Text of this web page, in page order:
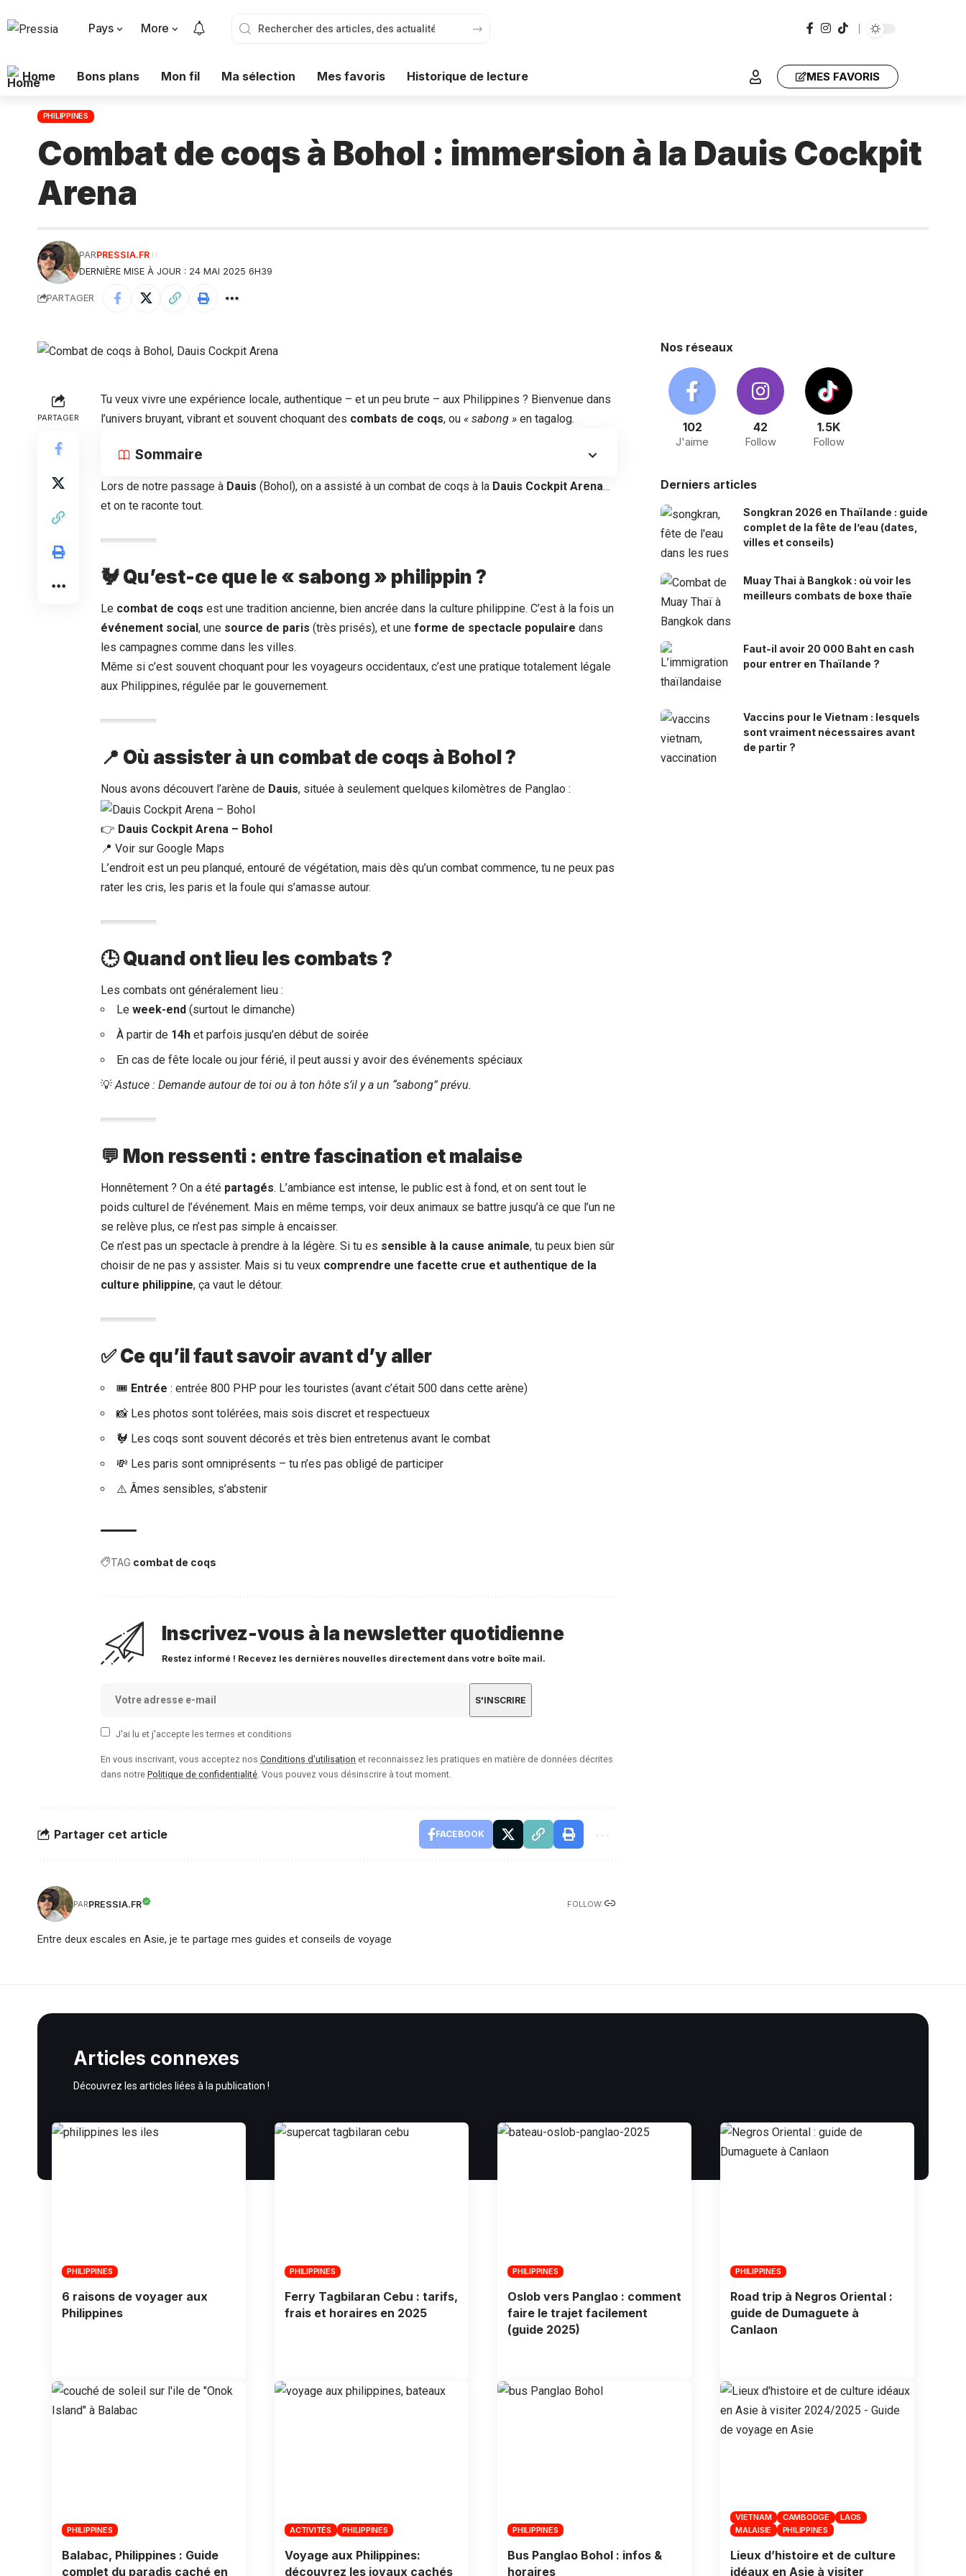
Pays More
Home Bons plans Mon fil Ma sélection Mes favoris Historique de lecture MES FAVORIS
PHILIPPINES
Combat de coqs à Bohol : immersion à la Dauis Cockpit
Arena
DERNIÈRE MISE À JOUR : 24 MAI 2025 6H39
PARPRESSIA.FR
PARTAGER
PARTAGER
Tu veux vivre une expérience locale, authentique – et un peu brute – aux Philippines ? Bienvenue dans
l’univers bruyant, vibrant et souvent choquant des combats de coqs, ou « sabong » en tagalog.
Sommaire
Lors de notre passage à Dauis (Bohol), on a assisté à un combat de coqs à la Dauis Cockpit Arena…
et on te raconte tout.
🐓 Qu’est-ce que le « sabong » philippin ?
Le combat de coqs est une tradition ancienne, bien ancrée dans la culture philippine. C’est à la fois un
événement social, une source de paris (très prisés), et une forme de spectacle populaire dans
les campagnes comme dans les villes.
Même si c’est souvent choquant pour les voyageurs occidentaux, c’est une pratique totalement légale
aux Philippines, régulée par le gouvernement.
📍 Où assister à un combat de coqs à Bohol ?
Nous avons découvert l’arène de Dauis, située à seulement quelques kilomètres de Panglao :
👉 Dauis Cockpit Arena – Bohol
📍 Voir sur Google Maps
L’endroit est un peu planqué, entouré de végétation, mais dès qu’un combat commence, tu ne peux pas
rater les cris, les paris et la foule qui s’amasse autour.
🕒 Quand ont lieu les combats ?
Les combats ont généralement lieu :
Le week-end (surtout le dimanche)
À partir de 14h et parfois jusqu’en début de soirée
En cas de fête locale ou jour férié, il peut aussi y avoir des événements spéciaux
💡Astuce : Demande autour de toi ou à ton hôte s’il y a un “sabong” prévu.
💬 Mon ressenti : entre fascination et malaise
Honnêtement ? On a été partagés. L’ambiance est intense, le public est à fond, et on sent tout le
poids culturel de l’événement. Mais en même temps, voir deux animaux se battre jusqu’à ce que l’un ne
se relève plus, ce n’est pas simple à encaisser.
Ce n’est pas un spectacle à prendre à la légère. Si tu es sensible à la cause animale, tu peux bien sûr
choisir de ne pas y assister. Mais si tu veux comprendre une facette crue et authentique de la
culture philippine, ça vaut le détour.
✅ Ce qu’il faut savoir avant d’y aller
🎟️ Entrée : entrée 800 PHP pour les touristes (avant c’était 500 dans cette arène)
📸 Les photos sont tolérées, mais sois discret et respectueux
🐓 Les coqs sont souvent décorés et très bien entretenus avant le combat
💸 Les paris sont omniprésents – tu n’es pas obligé de participer
⚠️ Âmes sensibles, s’abstenir
TAG combat de coqs
Inscrivez-vous à la newsletter quotidienne
Restez informé ! Recevez les dernières nouvelles directement dans votre boîte mail.
J'ai lu et j'accepte les termes et conditions
En vous inscrivant, vous acceptez nos Conditions d'utilisation et reconnaissez les pratiques en matière de données décrites
dans notre Politique de confidentialité. Vous pouvez vous désinscrire à tout moment.
Partager cet article FACEBOOK
PARPRESSIA.FR FOLLOW:
Entre deux escales en Asie, je te partage mes guides et conseils de voyage
Nos réseaux
102
J'aime
42
Follow
1.5K
Follow
Derniers articles
Songkran 2026 en Thaïlande : guide
complet de la fête de l’eau (dates,
villes et conseils)
Muay Thai à Bangkok : où voir les
meilleurs combats de boxe thaïe
Faut-il avoir 20 000 Baht en cash
pour entrer en Thaïlande ?
Vaccins pour le Vietnam : lesquels
sont vraiment nécessaires avant
de partir ?
Articles connexes
Découvrez les articles liées à la publication !
PHILIPPINES
6 raisons de voyager aux
Philippines
PHILIPPINES
Ferry Tagbilaran Cebu : tarifs,
frais et horaires en 2025
PHILIPPINES
Oslob vers Panglao : comment
faire le trajet facilement
(guide 2025)
PHILIPPINES
Road trip à Negros Oriental :
guide de Dumaguete à
Canlaon
PHILIPPINES
Balabac, Philippines : Guide
complet du paradis caché en
ACTIVITÉS PHILIPPINES
Voyage aux Philippines:
découvrez les joyaux cachés
PHILIPPINES
Bus Panglao Bohol : infos &
horaires
VIETNAM CAMBODGE
LAOS
MALAISIE
PHILIPPINES
Lieux d’histoire et de culture
idéaux en Asie à visiter